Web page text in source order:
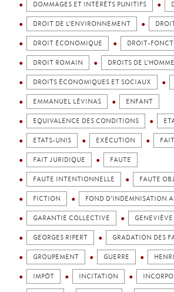
DOMMAGES ET INTÉRÊTS PUNITIFS
DROIT DE L’ENVIRONNEMENT
DROIT ÉCONOMIQUE DROIT-
DROIT ROMAIN DROITS DE L’HOMME
DROITS ÉCONOMIQUES ET SOCIAUX
EMMANUEL LÉVINAS ENFANT
EQUIVALENCE DES CONDITIONS
ETATS-UNIS EXÉCUTION FAIT
FAIT JURIDIQUE FAUTE
FAUTE INTENTIONNELLE FAUTE
FICTION FOND D’INDEMNISATION
GARANTIE COLLECTIVE
GEORGES RIPERT GRADATION DES
GROUPEMENT GUERRE
IMPÔT INCITATION